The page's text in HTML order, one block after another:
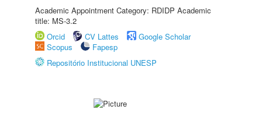
Academic Appointment Category: RDIDP Academic
title: MS-3.2
Orcid
CV Lattes
Google Scholar
Scopus
Fapesp
Repositório Institucional UNESP